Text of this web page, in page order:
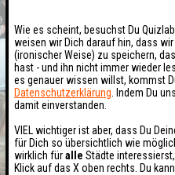
Wie es scheint, besuchst Du
weisen wir Dich darauf hin, dass
(ironischer Weise) zu speichern,
hast - und ihn nicht immer wieder
es genauer wissen willst, kommst
Datenschutzerklärung . Indem Du
damit einverstanden.
VIEL wichtiger ist aber, dass Du
für Dich so übersichtlich wie
wirklich füralle Städte
Klick auf das X oben rechts. Du